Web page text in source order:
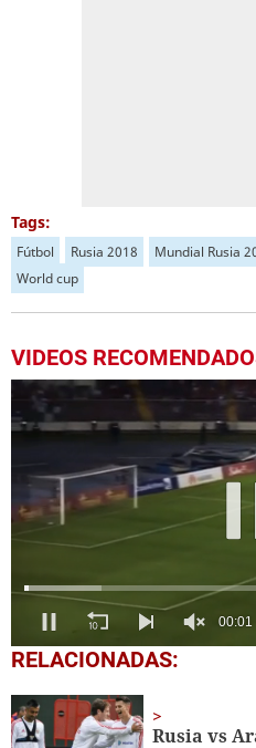
Tags:
Fútbol Rusia 2018 Mundial Rusia
World cup
VIDEOS
0
of
minutes,
41
seconds
RELACIONADAS:
Rusia vs